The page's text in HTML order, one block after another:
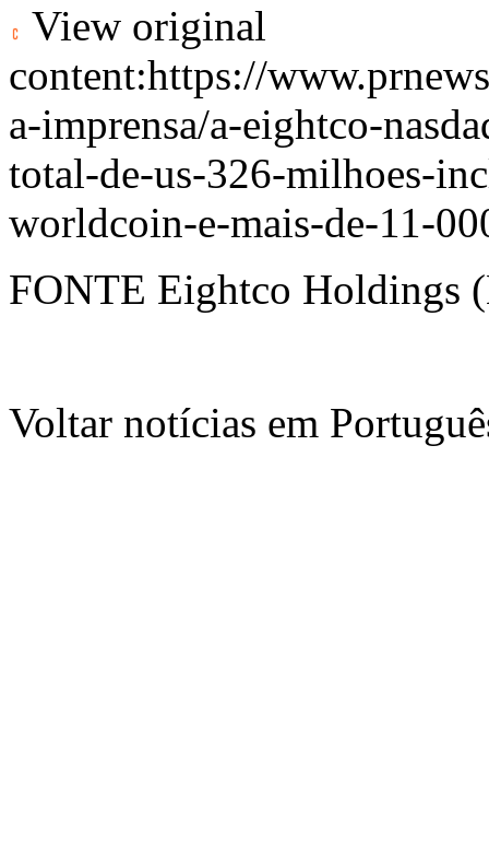
View original
content:https://
a-imprensa/a-eightco-
total-de-us-326-milhoes-
worldcoin-e-mais-de-11-
FONTE Eightco Holdings
Voltar notícias em